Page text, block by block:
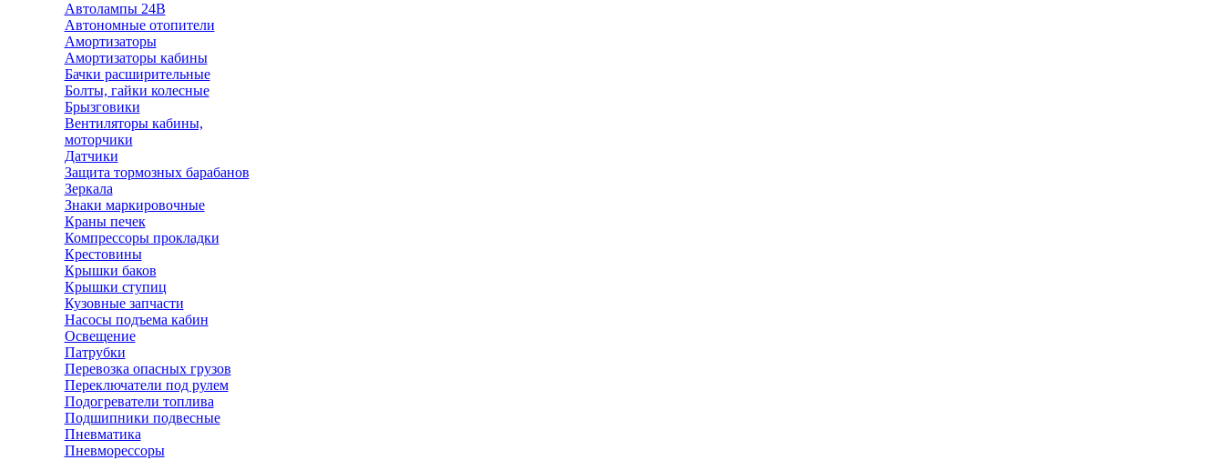
Автолампы 24В
Автономные отопители
Амортизаторы
Амортизаторы кабины
Бачки расширительные
Болты, гайки колесные
Брызговики
Вентиляторы кабины,
моторчики
Датчики
Защита тормозных барабанов
Зеркала
Знаки маркировочные
Краны печек
Компрессоры прокладки
Крестовины
Крышки баков
Крышки ступиц
Кузовные запчасти
Насосы подъема кабин
Освещение
Патрубки
Перевозка опасных грузов
Переключатели под рулем
Подогреватели топлива
Подшипники подвесные
Пневматика
Пневморессоры